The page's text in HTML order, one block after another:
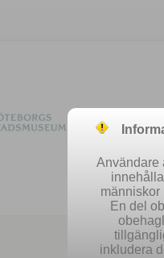
Användare
människor
En del
inkludera